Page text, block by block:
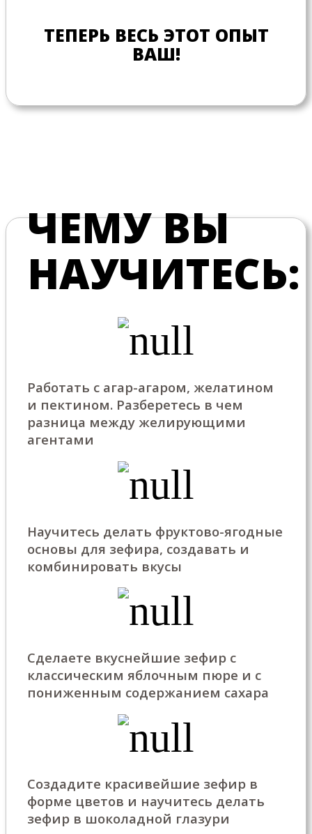
ТЕПЕРЬ ВЕСЬ ЭТОТ ОПЫТ
ВАШ!
ЧЕМУ ВЫ
НАУЧИТЕСЬ:
Работать с агар-агаром, желатином
и пектином. Разберетесь в чем
разница между желирующими
агентами
Научитесь делать фруктово-ягодные
основы для зефира, создавать и
комбинировать вкусы
Сделаете вкуснейшие зефир с
классическим яблочным пюре и с
пониженным содержанием сахара
Создадите красивейшие зефир в
форме цветов и научитесь делать
зефир в шоколадной глазури